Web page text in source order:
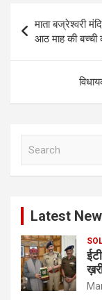
navigation
माता बज्रेश्‍वरी
आठ माह की बच्‍ची
Latest